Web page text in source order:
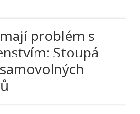
problém s
Stoupá